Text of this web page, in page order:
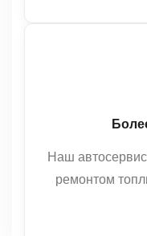
Наш
ремонтом